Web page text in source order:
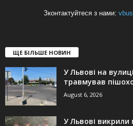
Зконтактуйтеся з нами:
ЩЕ БІЛЬШЕ НОВИН
У Львові на
травмував
August 6, 2026
У Львові викрили